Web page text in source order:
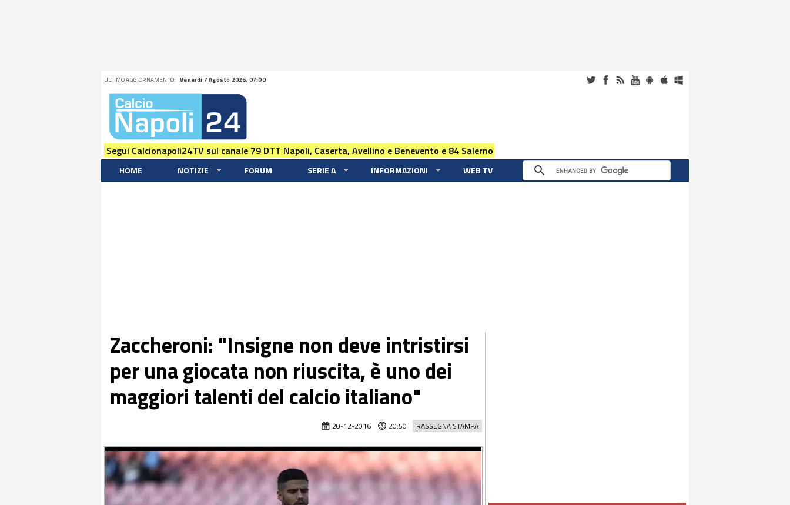
ULTIMO AGGIORNAMENTO: Venerdi 7 Agosto 2026, 07:00
Segui Calcionapoli24TV sul canale 79 DTT Napoli, Caserta, Avellino e Benevento e 84 Salerno
HOME NOTIZIE FORUM SERIE A INFORMAZIONI WEB TV
Zaccheroni: "Insigne non deve intristirsi
per una giocata non riuscita, è uno dei
maggiori talenti del calcio italiano"
RASSEGNA STAMPA
20-12-2016 20:50